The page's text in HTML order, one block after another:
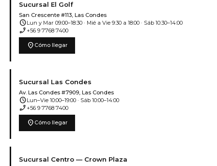
Sucursal El Golf
San Crescente #113, Las Condes
scheduleLun y Mar 09:00–18:30 · Mié a Vie 9:30 a 18:00 · Sáb 10:30–14:00
phone_enabled +56 9 7768 7400
location_on Cómo llegar
Sucursal Las Condes
Av. Las Condes #7909, Las Condes
scheduleLun–Vie 10:00–19:00 · Sáb 10:00–14:00
phone_enabled +56 9 7768 7400
location_on Cómo llegar
Sucursal Centro — Crown Plaza